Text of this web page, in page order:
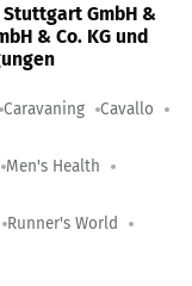
GmbH &
& Co. KG und
Caravaning Cavallo
Men's Health
Runner's World